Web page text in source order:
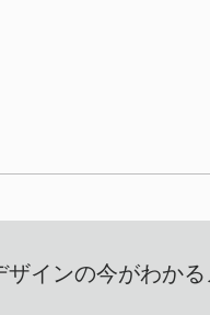
ザインの今がわか